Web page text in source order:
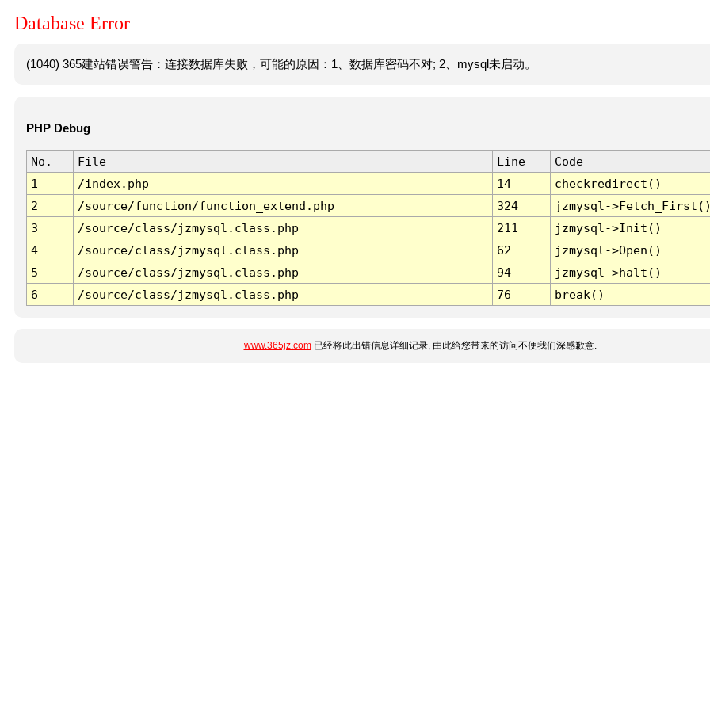
Database Error
(1040) 365建站错误警告：连接数据库失败，可能的原因：1、数据库密码不对; 2、mysql未启动。
PHP Debug
No. File Line
Code
1
/index.php 14
checkredirect()
2
/source/function/function_extend.php 324
jzmysql-
3
/source/class/jzmysql.class.php 211
jzmysql->Init()
4
/source/class/jzmysql.class.php 62
jzmysql->Open()
5
/source/class/jzmysql.class.php 94
jzmysql->halt()
6
/source/class/jzmysql.class.php 76 break()
www.365jz.com已经将此出错信息详细记录, 由此给您带来的访问不便我们深感歉意.